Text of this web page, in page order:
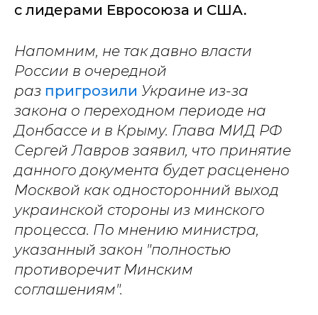
с лидерами Евросоюза и США.
Напомним, не так давно власти
России в очередной
раз пригрозили Украине из-за
закона о переходном периоде на
Донбассе и в Крыму. Глава МИД РФ
Сергей Лавров заявил, что принятие
данного документа будет расценено
Москвой как односторонний выход
украинской стороны из минского
процесса. По мнению министра,
указанный закон "полностью
противоречит Минским
соглашениям".